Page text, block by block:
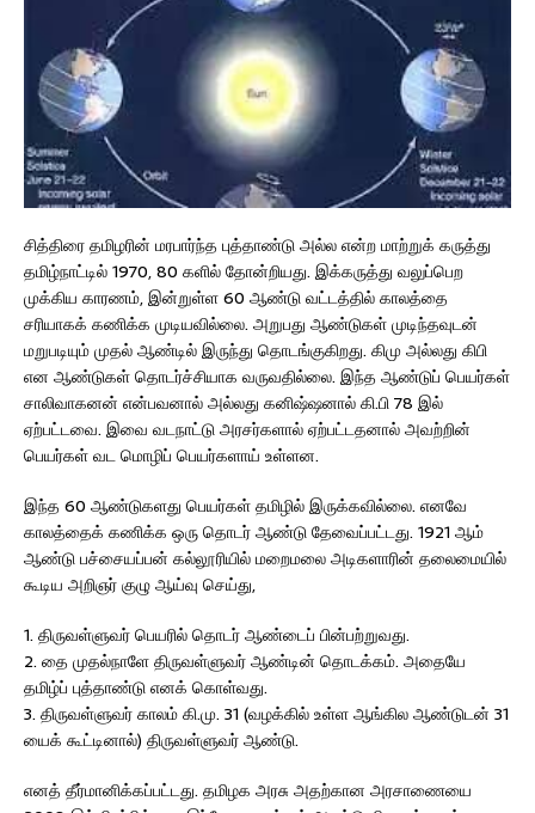
சித்திரை தமிழரின் மரபார்ந்த புத்தாண்டு அல்ல என்ற மாற்றுக் கருத்து
தமிழ்நாட்டில் 1970, 80 களில் தோன்றியது. இக்கருத்து வலுப்பெற
முக்கிய காரணம், இன்றுள்ள 60 ஆண்டு வட்டத்தில் காலத்தை
சரியாகக் கணிக்க முடியவில்லை. அறுபது ஆண்டுகள் முடிந்தவுடன்
மறுபடியும் முதல் ஆண்டில் இருந்து தொடங்குகிறது. கிமு அல்லது கிபி
என ஆண்டுகள் தொடர்ச்சியாக வருவதில்லை. இந்த ஆண்டுப் பெயர்கள்
சாலிவாகனன் என்பவனால் அல்லது கனிஷ்ஷனால் கி.பி 78 இல்
ஏற்பட்டவை. இவை வடநாட்டு அரசர்களால் ஏற்பட்டதனால் அவற்றின்
பெயர்கள் வட மொழிப் பெயர்களாய் உள்ளன.
இந்த 60 ஆண்டுகளது பெயர்கள் தமிழில் இருக்கவில்லை. எனவே
காலத்தைக் கணிக்க ஒரு தொடர் ஆண்டு தேவைப்பட்டது. 1921 ஆம்
ஆண்டு பச்சையப்பன் கல்லூரியில் மறைமலை அடிகளாரின் தலைமையில்
கூடிய அறிஞர் குழு ஆய்வு செய்து,
1. திருவள்ளுவர் பெயரில் தொடர் ஆண்டைப் பின்பற்றுவது.
2. தை முதல்நாளே திருவள்ளுவர் ஆண்டின் தொடக்கம். அதையே
தமிழ்ப் புத்தாண்டு எனக் கொள்வது.
3. திருவள்ளுவர் காலம் கி.மு. 31 (வழக்கில் உள்ள ஆங்கில ஆண்டுடன் 31
யைக் கூட்டினால்) திருவள்ளுவர் ஆண்டு.
எனத் தீர்மானிக்கப்பட்டது. தமிழக அரசு அதற்கான அரசாணையை